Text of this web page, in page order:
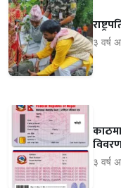
३ वर्ष
३ वर्ष